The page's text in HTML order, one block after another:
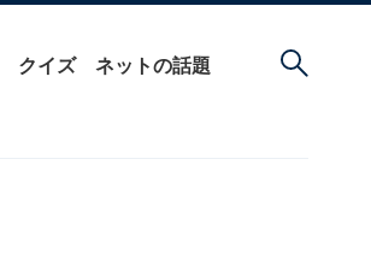
クイズ ネットの話題